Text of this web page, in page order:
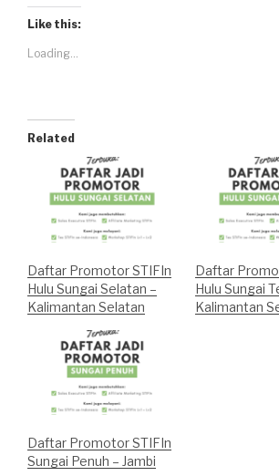
Like this:
Loading...
Related
Daftar Promotor STIFIn
Hulu Sungai Selatan –
Kalimantan Selatan
Daftar
Hulu Sungai
Kalimantan
Daftar Promotor STIFIn
Sungai Penuh – Jambi